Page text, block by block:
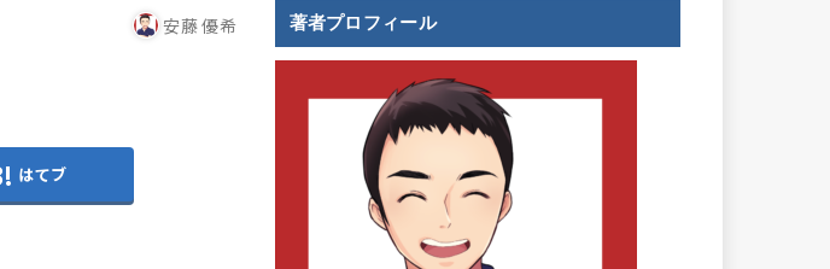
安藤 優希
はてブ
著者プロフィール